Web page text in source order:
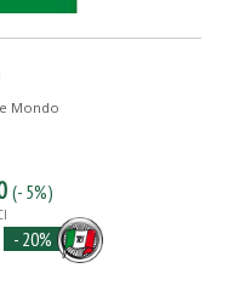
Mondo
(- 5%)
- 20%